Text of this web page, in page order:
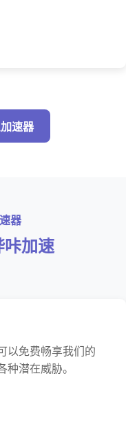
速器
器
加速
以免费畅享我们的
潜在威胁。